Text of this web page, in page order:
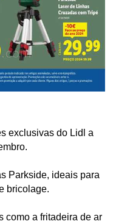
exclusivas do Lidl a
Parkside, ideais para
bricolage.
como a fritadeira de ar